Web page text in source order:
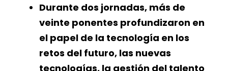
Durante dos jornadas, más de
veinte ponentes profundizaron en
el papel de la tecnología en los
retos del futuro, las nuevas
tecnologías, la gestión del talento